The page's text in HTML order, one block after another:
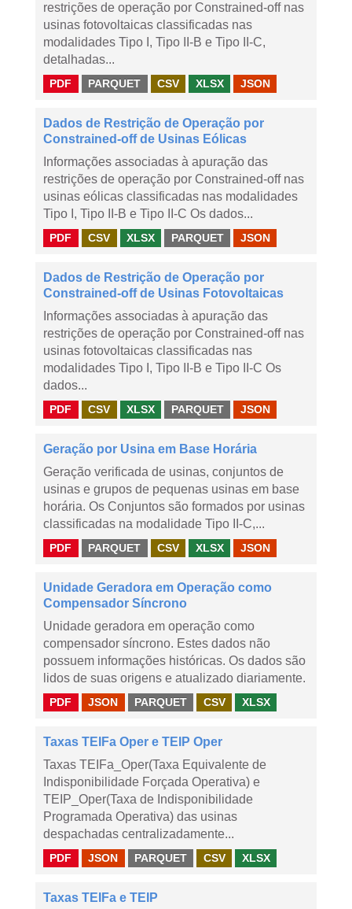
restrições de operação por Constrained-off nas
usinas fotovoltaicas classificadas nas
modalidades Tipo I, Tipo II-B e Tipo II-C,
detalhadas...
PDF PARQUET CSV XLSX JSON
Dados de Restrição de Operação por
Constrained-off de Usinas Eólicas
Informações associadas à apuração das
restrições de operação por Constrained-off nas
usinas eólicas classificadas nas modalidades
Tipo I, Tipo II-B e Tipo II-C Os dados...
PDF CSV XLSX PARQUET JSON
Dados de Restrição de Operação por
Constrained-off de Usinas Fotovoltaicas
Informações associadas à apuração das
restrições de operação por Constrained-off nas
usinas fotovoltaicas classificadas nas
modalidades Tipo I, Tipo II-B e Tipo II-C Os
dados...
PDF CSV XLSX PARQUET JSON
Geração por Usina em Base Horária
Geração verificada de usinas, conjuntos de
usinas e grupos de pequenas usinas em base
horária. Os Conjuntos são formados por usinas
classificadas na modalidade Tipo II-C,...
PDF PARQUET CSV XLSX JSON
Unidade Geradora em Operação como
Compensador Síncrono
Unidade geradora em operação como
compensador síncrono. Estes dados não
possuem informações históricas. Os dados são
lidos de suas origens e atualizado diariamente.
PDF JSON PARQUET CSV XLSX
Taxas TEIFa Oper e TEIP Oper
Taxas TEIFa_Oper(Taxa Equivalente de
Indisponibilidade Forçada Operativa) e
TEIP_Oper(Taxa de Indisponibilidade
Programada Operativa) das usinas
despachadas centralizadamente...
PDF JSON PARQUET CSV XLSX
Taxas TEIFa e TEIP